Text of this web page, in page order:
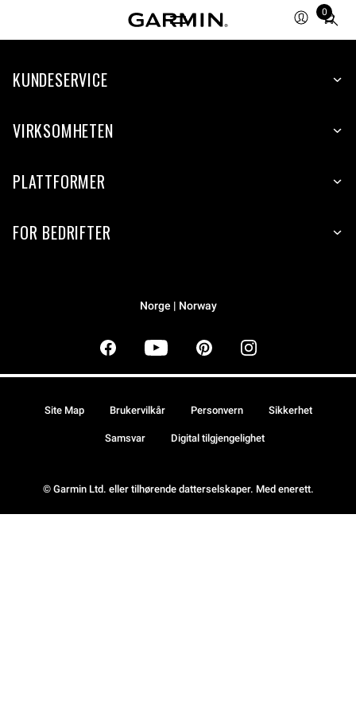
0
Total
items
cart:
KUNDESERVICE
VIRKSOMHETEN
PLATTFORMER
FOR BEDRIFTER
Norge | Norway
© Garmin Ltd. eller tilhørende datterselskaper. Med enerett.
Site Map Brukervilkår Personvern Sikkerhet
Samsvar Digital tilgjengelighet